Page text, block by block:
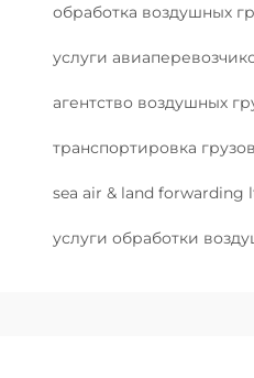
обработка воздушных
услуги
агентство воздушных
транспортировка
sea air & land forwarding
услуги обработки